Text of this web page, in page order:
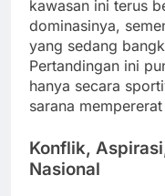
kawasan ini terus
dominasinya,
yang sedang
Pertandingan ini
hanya secara
sarana
Konflik,
Nasional